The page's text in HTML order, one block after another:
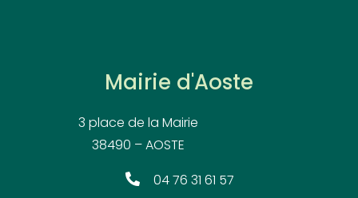
Mairie d'Aoste
3 place de la Mairie
38490 – AOSTE
04 76 31 61 57